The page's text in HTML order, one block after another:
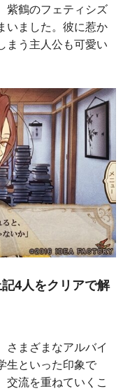
紫鶴のフェティシズ
いました。彼に惹か
まう主人公も可愛い
4人をクリアで解
さまざまなアルバイ
生といった印象で
交流を重ねていくこ